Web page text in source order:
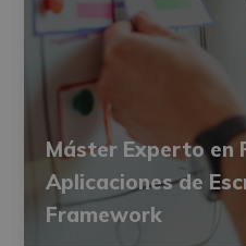
Máster Experto en
Aplicaciones de
Framework